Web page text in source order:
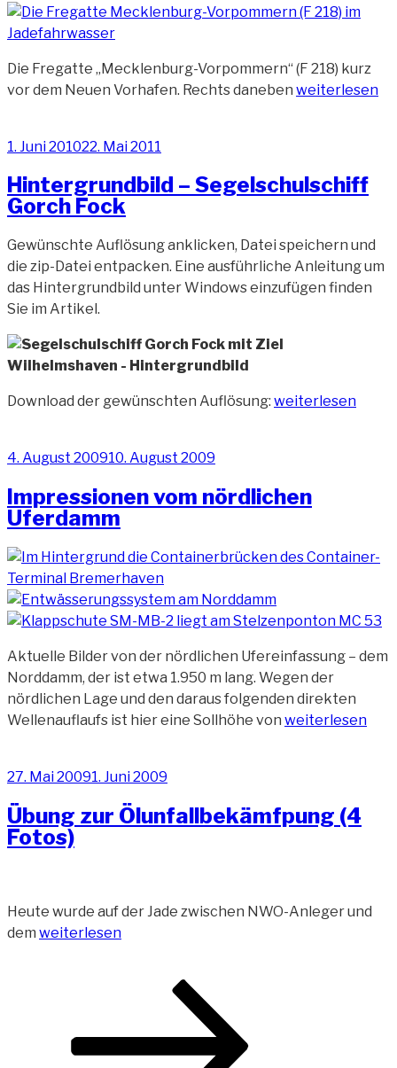
Die Fregatte „Mecklenburg-Vorpommern“ (F 218) kurz
vor dem Neuen Vorhafen. Rechts daneben „Fregatte
der
Jade“
weiterlesen
Veröffentlicht
1. Juni 201022. Mai 2011
Hintergrundbild – Segelschulschiff
Gorch Fock
Gewünschte Auflösung anklicken, Datei speichern und
die zip-Datei entpacken. Eine ausführliche Anleitung um
das Hintergrundbild unter Windows einzufügen finden
Sie im Artikel.
Download der gewünschten Auflösung: „Hintergrundbild
Fock“
weiterlesen
Veröffentlicht
4. August 200910. August 2009
Impressionen vom nördlichen
Uferdamm
Aktuelle Bilder von der nördlichen Ufereinfassung – dem
Norddamm, der ist etwa 1.950 m lang. Wegen der
nördlichen Lage und den daraus folgenden direkten
Wellenauflaufs ist hier eine Sollhöhe von „Impressionen
weiterlesen
Veröffentlicht
27. Mai 20091. Juni 2009
Übung zur Ölunfallbekämfpung (4
Fotos)
Heute wurde auf der Jade zwischen NWO-Anleger und
dem „Übung
weiterlesen
Beitragsnavigation